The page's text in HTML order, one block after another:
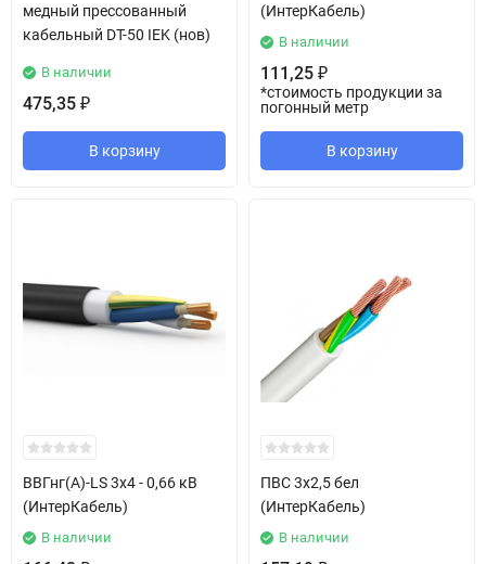
медный прессованный
кабельный DT-50 IEK (нов)
В наличии
475,35 ₽
В корзину
(ИнтерКабель)
В наличии
111,25 ₽
*стоимость продукции за
погонный метр
В корзину
ВВГнг(А)-LS 3х4 - 0,66 кВ
(ИнтерКабель)
В наличии
ПВС 3х2,5 бел
(ИнтерКабель)
В наличии